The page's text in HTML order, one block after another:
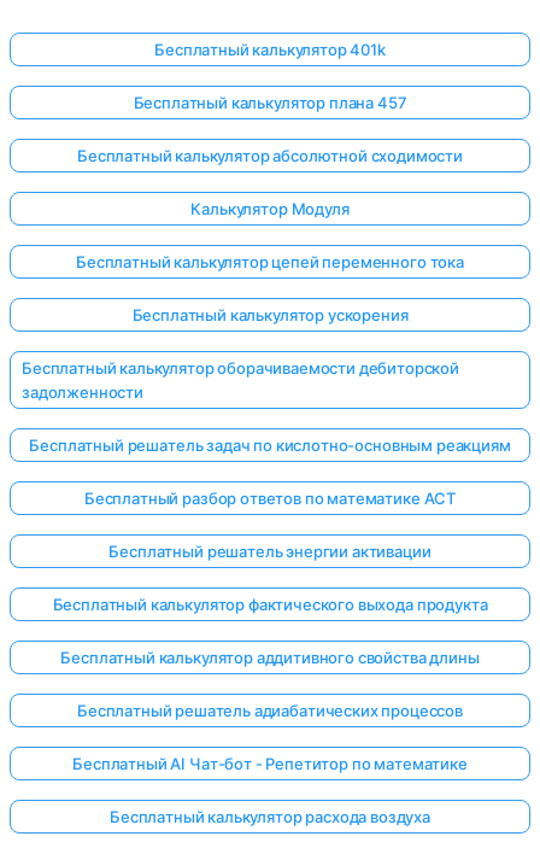
Бесплатный калькулятор 401k
Бесплатный калькулятор плана 457
Бесплатный калькулятор абсолютной сходимости
Калькулятор Модуля
Бесплатный калькулятор цепей переменного тока
Бесплатный калькулятор ускорения
Бесплатный калькулятор оборачиваемости дебиторской
задолженности
Бесплатный решатель задач по кислотно-основным реакциям
Бесплатный разбор ответов по математике ACT
Бесплатный решатель энергии активации
Бесплатный калькулятор фактического выхода продукта
Бесплатный калькулятор аддитивного свойства длины
Бесплатный решатель адиабатических процессов
Бесплатный AI Чат-бот - Репетитор по математике
Бесплатный калькулятор расхода воздуха